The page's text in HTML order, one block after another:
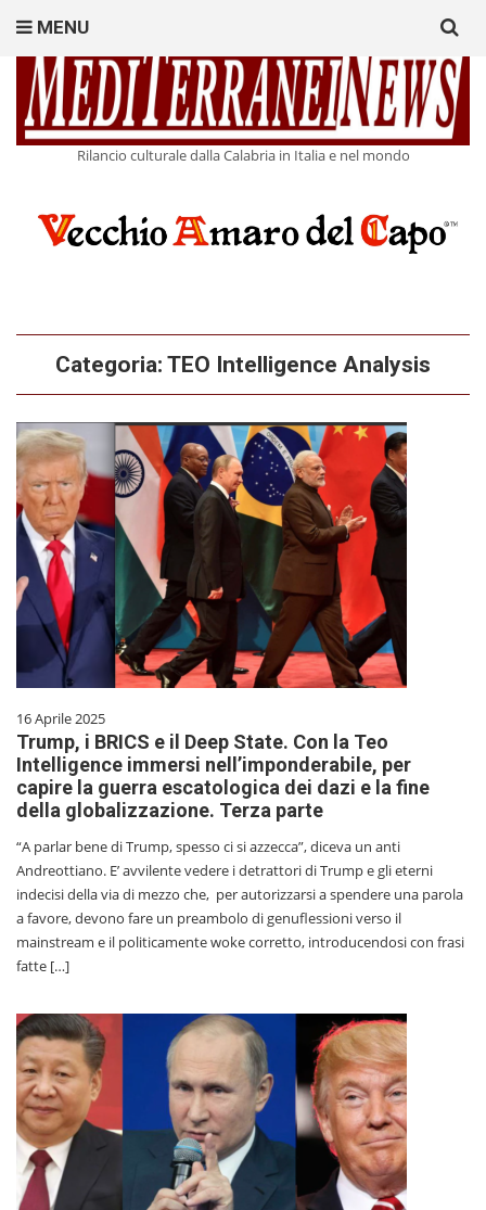
Rilancio culturale dalla Calabria in Italia e nel mondo
MENU
for:
Categoria: TEO Intelligence Analysis
16 Aprile 2025
Trump, i BRICS e il Deep State. Con la Teo
Intelligence immersi nell’imponderabile, per
capire la guerra escatologica dei dazi e la fine
della globalizzazione. Terza parte
“A parlar bene di Trump, spesso ci si azzecca”, diceva un anti
Andreottiano. E’ avvilente vedere i detrattori di Trump e gli eterni
indecisi della via di mezzo che, per autorizzarsi a spendere una parola
a favore, devono fare un preambolo di genuflessioni verso il
mainstream e il politicamente woke corretto, introducendosi con frasi
fatte […]